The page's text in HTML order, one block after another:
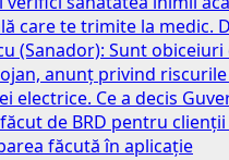
care te trimite la medic.
(Sanador): Sunt
anunț privind
electrice. Ce a decis
de BRD pentru
făcută în aplicație